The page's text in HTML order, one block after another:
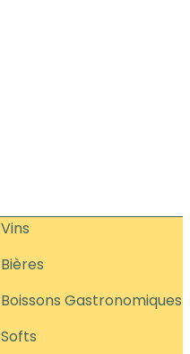
Vins
Bières
Boissons Gastronomiques
Softs